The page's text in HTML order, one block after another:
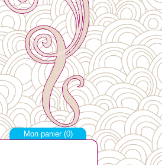
Mon panier (0)